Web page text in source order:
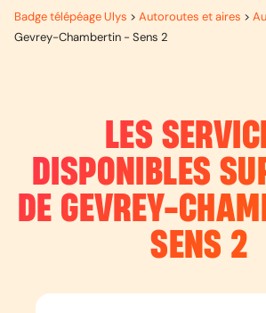
Badge télépéage Ulys > Autoroutes et aires >
Gevrey-Chambertin - Sens 2
LES
DISPONIBLES
DE GEVREY-
SENS 2